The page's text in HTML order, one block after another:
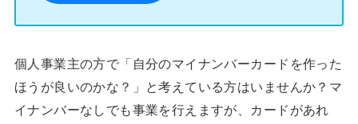
個人事業主の方で「自分のマイナンバーカードを作った
ほうが良いのかな？」と考えている方はいませんか？マ
イナンバーなしでも事業を行えますが、カードがあれ